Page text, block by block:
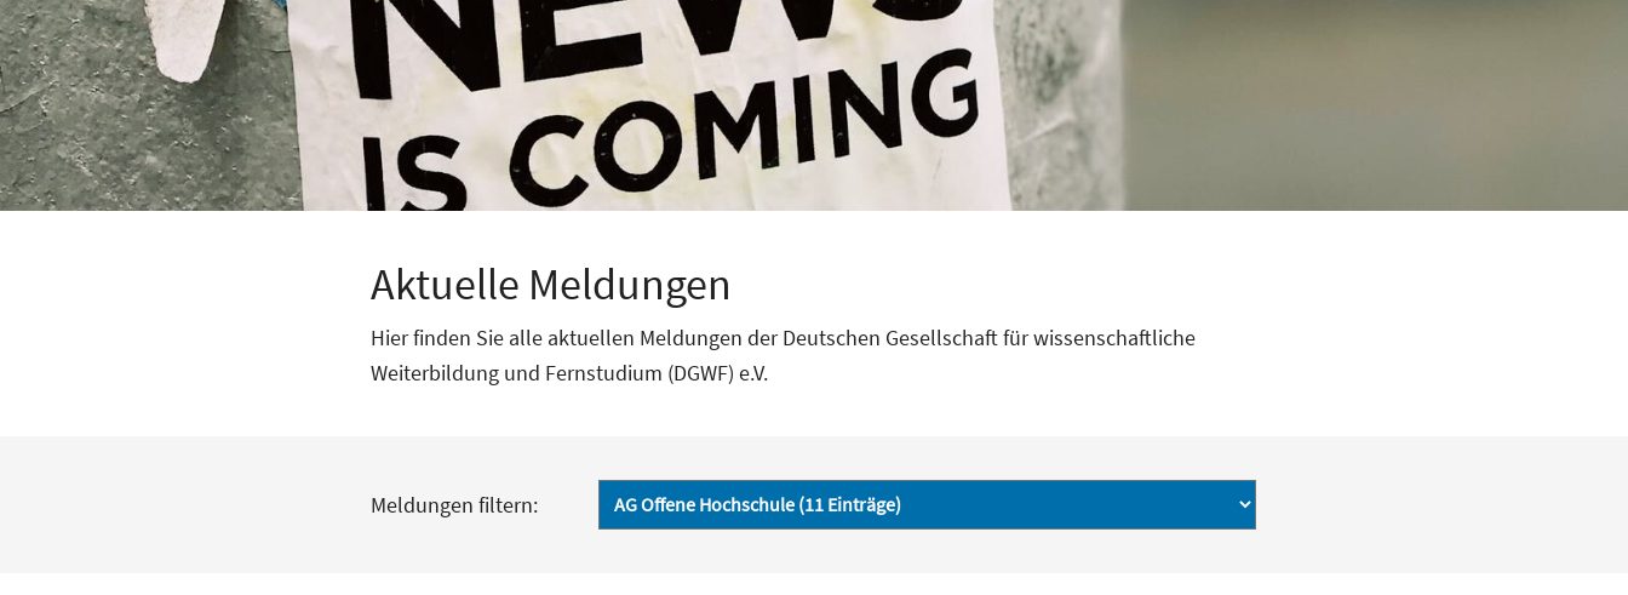
Aktuelle Meldungen
Hier finden Sie alle aktuellen Meldungen der Deutschen Gesellschaft für wissenschaftliche
Weiterbildung und Fernstudium (DGWF) e.V.
Meldungen filtern: